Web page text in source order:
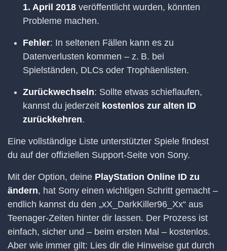
1. April 2018 veröffentlicht wurden, könnten
Probleme machen.
Fehler: In seltenen Fällen kann es zu
Datenverlusten kommen – z. B. bei
Spielständen, DLCs oder Trophäenlisten.
Zurückwechseln: Sollte etwas schieflaufen,
kannst du jederzeit kostenlos zur alten ID
zurückkehren.
Eine vollständige Liste unterstützter Spiele findest
du auf der offiziellen Support-Seite von Sony.
Mit der Option, deine PlayStation Online ID zu
ändern, hat Sony einen wichtigen Schritt gemacht –
endlich kannst du den „xX_DarkKiller96_Xx“ aus
Teenager-Zeiten hinter dir lassen. Der Prozess ist
einfach, sicher und – beim ersten Mal – kostenlos.
Aber wie immer gilt: Lies dir die Hinweise gut durch